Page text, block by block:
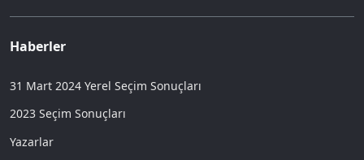
Haberler
31 Mart 2024 Yerel Seçim Sonuçları
2023 Seçim Sonuçları
Yazarlar